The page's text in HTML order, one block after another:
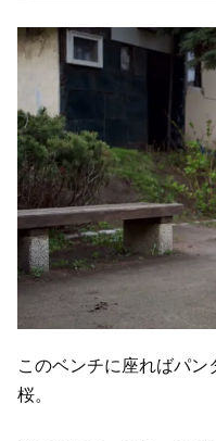
このベンチに座ればパ
桜。